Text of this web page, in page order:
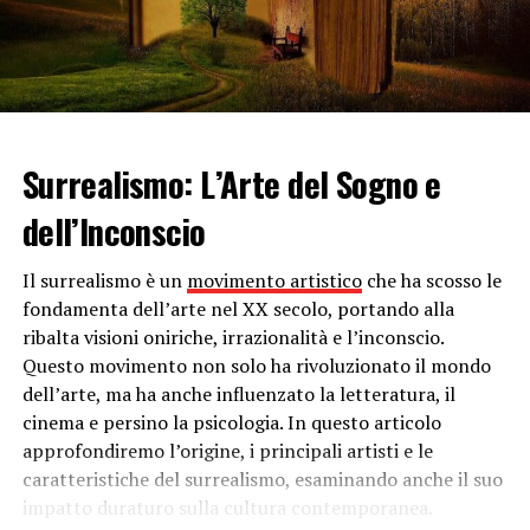
basilico anche durante i periodi invernali. Solitamente
una pianta di basilico, dopo circa 20-30 giorni, ti
permette di poter effettuare la raccolta delle prime
foglie che naturalmente puoi utilizzare come meglio
Come coltivare il basilico e prendersene
cura
La pianta di basilico deve essere coltivata in un vaso
oppure in terra all’interno prevedibilmente di un luogo
piuttosto soleggiato e con terreno ben drenato.
Particolare attenzione devi porre nella scelta delluogo
dove coltivare il basilicoin quanto deve assicurare
alcune ore del giorno in cui sia garantita una certa
esposizione ai raggi solari.
Devi sapere inoltre che non sopporta la siccità per cui
Surrealismo: L’Arte del Sogno e
dell’Inconscio
Il surrealismo è un movimento artisticoche ha scosso le
fondamenta dell’arte nel XX secolo, portando alla
ribalta visioni oniriche, irrazionalità e l’inconscio.
Questo movimento non solo ha rivoluzionato il mondo
dell’arte, ma ha anche influenzato la letteratura, il
cinema e persino la psicologia. In questo articolo
approfondiremo l’origine, i principali artisti e le
caratteristiche del surrealismo, esaminando anche il suo
impatto duraturo sulla cultura contemporanea.